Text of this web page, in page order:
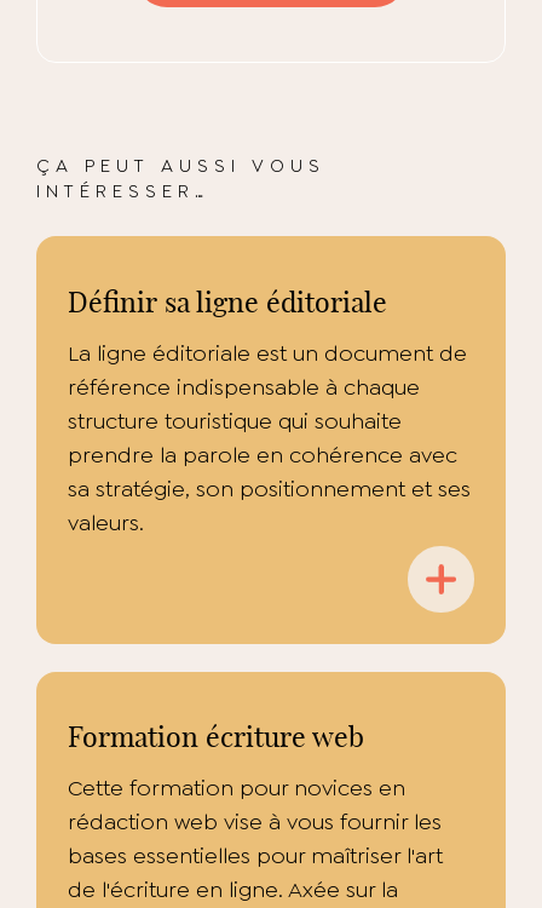
ÇA PEUT AUSSI VOUS
INTÉRESSER…
Définir sa ligne éditoriale
La ligne éditoriale est un document de
référence indispensable à chaque
structure touristique qui souhaite
prendre la parole en cohérence avec
sa stratégie, son positionnement et ses
valeurs.
Formation écriture web
Cette formation pour novices en
rédaction web vise à vous fournir les
bases essentielles pour maîtriser l'art
de l'écriture en ligne. Axée sur la